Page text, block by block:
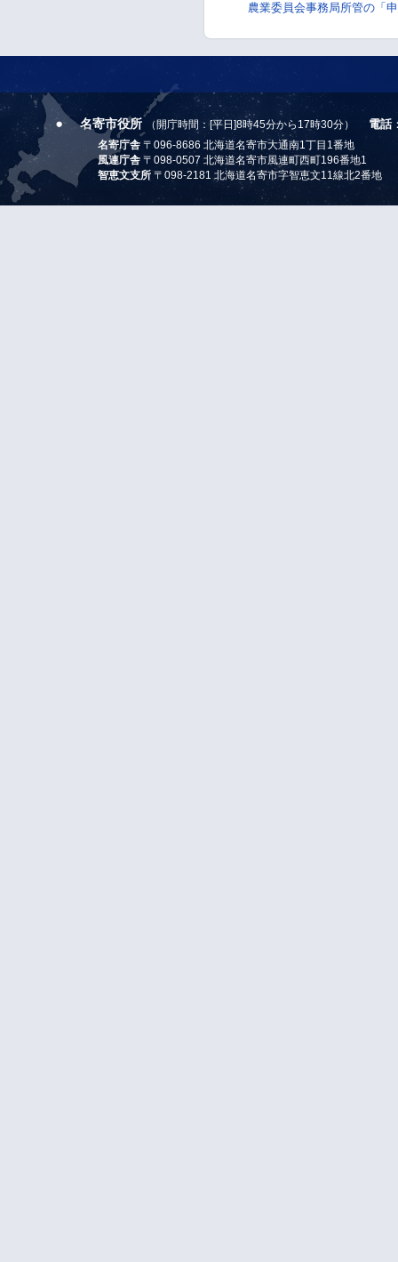
農業委員会事務局所管の「
名寄市役所 （開庁時間：[平日]8時45分から17時30分） 電話
名寄庁舎 〒096-8686 北海道名寄市大通南1丁目1番地
風連庁舎 〒098-0507 北海道名寄市風連町西町196番地1
智恵文支所 〒098-2181 北海道名寄市字智恵文11線北2番地